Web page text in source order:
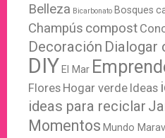
Belleza Bicarbonato Bosques
Champús compost
Decoración Dialogar
DIYEl Mar
Flores Hogar verde Ideas
ideas para reciclar
Momentos Mundo